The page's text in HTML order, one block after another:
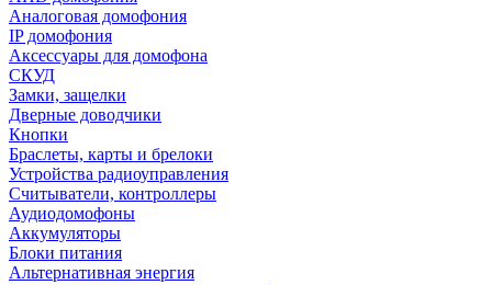
Аналоговая домофония
IP домофония
Аксессуары для домофона
СКУД
Замки, защелки
Дверные доводчики
Кнопки
Браслеты, карты и брелоки
Устройства радиоуправления
Считыватели, контроллеры
Аудиодомофоны
Аккумуляторы
Блоки питания
Альтернативная энергия